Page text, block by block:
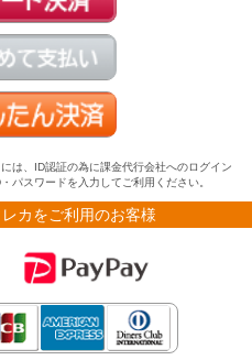
は、ID認証の為に課金代行会社へのログイン
パスワードを入力してご利用ください。
カをご利用のお客様